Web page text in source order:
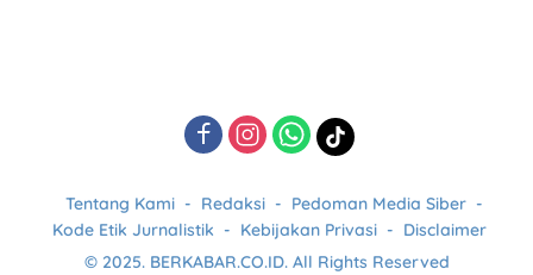
Tentang Kami Redaksi
Pedoman Media Siber
Kode Etik Jurnalistik
Kebijakan Privasi
Disclaimer
© 2025. BERKABAR.CO.ID. All Rights Reserved